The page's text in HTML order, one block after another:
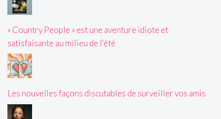
« Country People » est une aventure idiote et
satisfaisante au milieu de l'été
Les nouvelles façons discutables de surveiller vos amis